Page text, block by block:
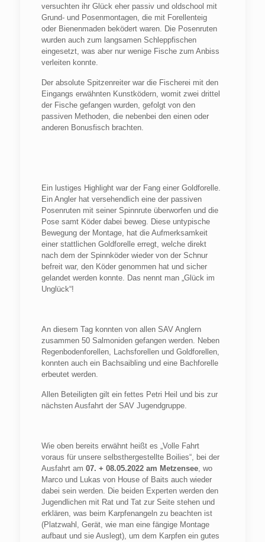
versuchten ihr Glück eher passiv und oldschool mit
Grund- und Posenmontagen, die mit Forellenteig
oder Bienenmaden beködert waren. Die Posenruten
wurden auch zum langsamen Schleppfischen
eingesetzt, was aber nur wenige Fische zum Anbiss
verleiten konnte.
Der absolute Spitzenreiter war die Fischerei mit den
Eingangs erwähnten Kunstködern, womit zwei drittel
der Fische gefangen wurden, gefolgt von den
passiven Methoden, die nebenbei den einen oder
anderen Bonusfisch brachten.
Ein lustiges Highlight war der Fang einer Goldforelle.
Ein Angler hat versehendlich eine der passiven
Posenruten mit seiner Spinnrute überworfen und die
Pose samt Köder dabei beweg. Diese untypische
Bewegung der Montage, hat die Aufmerksamkeit
einer stattlichen Goldforelle erregt, welche direkt
nach dem der Spinnköder wieder von der Schnur
befreit war, den Köder genommen hat und sicher
gelandet werden konnte. Das nennt man „Glück im
Unglück“!
An diesem Tag konnten von allen SAV Anglern
zusammen 50 Salmoniden gefangen werden. Neben
Regenbodenforellen, Lachsforellen und Goldforellen,
konnten auch ein Bachsaibling und eine Bachforelle
erbeutet werden.
Allen Beteiligten gilt ein fettes Petri Heil und bis zur
nächsten Ausfahrt der SAV Jugendgruppe.
Wie oben bereits erwähnt heißt es „Volle Fahrt
voraus für unsere selbsthergestellte Boilies“, bei der
Ausfahrt am 07. + 08.05.2022 am Metzensee, wo
Marco und Lukas von House of Baits auch wieder
dabei sein werden. Die beiden Experten werden den
Jugendlichen mit Rat und Tat zur Seite stehen und
erklären, was beim Karpfenangeln zu beachten ist
(Platzwahl, Gerät, wie man eine fängige Montage
aufbaut und sie Auslegt), um dem Karpfen ein gutes